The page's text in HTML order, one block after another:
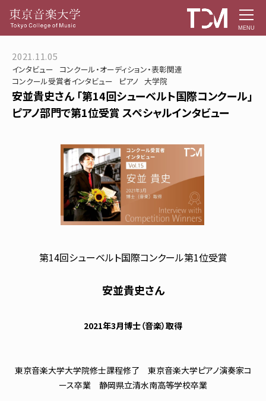
MENU
2021.11.05
インタビュー
コンクール・オーディション・表彰関連
コンクール受賞者インタビュー
ピアノ 大学院
安並貴史さん 「第14回シューベルト国際コンクール」
ピアノ部門で第1位受賞 スペシャルインタビュー
第14回シューベルト国際コンクール第1位受賞
安並貴史さん
2021年3月博士（音楽）取得
東京音楽大学大学院修士課程修了 東京音楽大学ピアノ演奏家コ
ース卒業 静岡県立清水南高等学校卒業